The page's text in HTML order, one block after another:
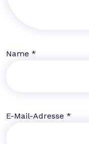
Name *
E-Mail-Adresse *